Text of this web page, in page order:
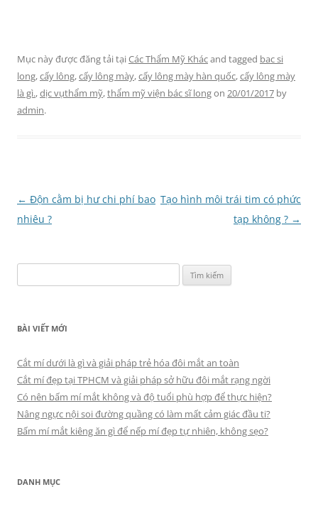
Mục này được đăng tải tạiCác Thẩm Mỹ Khácand tagged bac si
long,cấy lông,cấy lông mày,cấy lông mày hàn quốc,cấy lông mày
là gì.,dịc vụthẩm mỹ,thẩm mỹ viện bác sĩ longon 20/01/2017 by
admin.
Điều
hướng
← Độn cằm bị hư chi phí bao
nhiêu ?
Tạo hình môi trái tim có phức
tạp không ? →
kiếm
BÀI VIẾT MỚI
Cắt mí dưới là gì và giải pháp trẻ hóa đôi mắt an toàn
Cắt mí đẹp tại TPHCM và giải pháp sở hữu đôi mắt rạng ngời
Có nên bấm mí mắt không và độ tuổi phù hợp để thực hiện?
Nâng ngực nội soi đường quầng có làm mất cảm giác đầu ti?
Bấm mí mắt kiêng ăn gì để nếp mí đẹp tự nhiên, không sẹo?
DANH MỤC